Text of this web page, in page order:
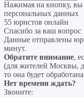
Нажимая на кнопку, вы
персональных данных
55 юристов онлайн
Спасибо за ваш вопрос
Данные отправлены
минут.
Обратите внимание,
(для жителей Москвы,
то она будет
Нет времени ждать?
Звоните: